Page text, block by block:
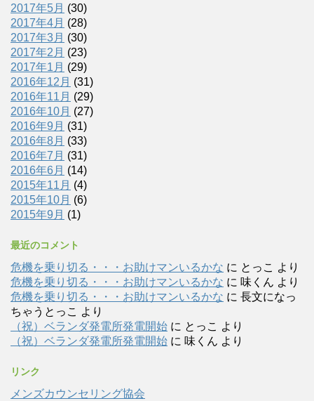
2017年5月 (30)
2017年4月 (28)
2017年3月 (30)
2017年2月 (23)
2017年1月 (29)
2016年12月 (31)
2016年11月 (29)
2016年10月 (27)
2016年9月 (31)
2016年8月 (33)
2016年7月 (31)
2016年6月 (14)
2015年11月 (4)
2015年10月 (6)
2015年9月 (1)
最近のコメント
危機を乗り切る・・・お助けマンいるかな に とっこ より
危機を乗り切る・・・お助けマンいるかな に 味くん より
危機を乗り切る・・・お助けマンいるかな に 長文になっ
ちゃうとっこ より
（祝）ベランダ発電所発電開始 に とっこ より
（祝）ベランダ発電所発電開始 に 味くん より
リンク
メンズカウンセリング協会